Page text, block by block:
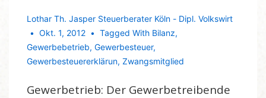
Lothar Th. Jasper Steuerberater Köln - Dipl. Volkswirt
Okt. 1, 2012
Tagged With Bilanz,
Gewerbebetrieb, Gewerbesteuer,
Gewerbesteuererklärun, Zwangsmitglied
Gewerbetrieb: Der Gewerbetreibende